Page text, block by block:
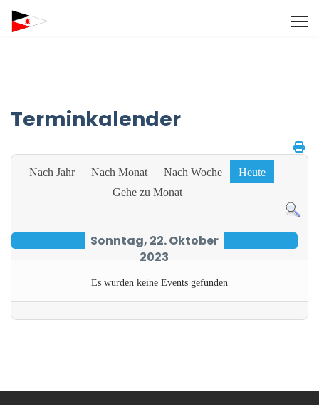
Terminkalender
Nach Jahr Nach Monat Nach Woche
Heute
Gehe zu Monat
Sonntag, 22. Oktober
2023
Es wurden keine Events gefunden